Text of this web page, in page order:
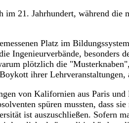
21. Jahrhundert, während
Platz im
Ingenieurverbände,
plötzlich die
ihrer
von Kalifornien aus Paris
spüren mussten, dass
ist auszuschließen. Sofern